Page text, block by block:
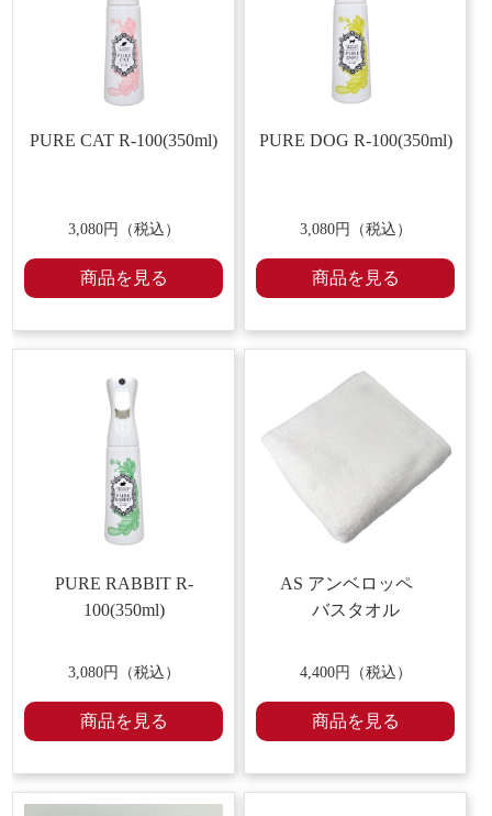
PURE CAT R-100(350ml)
3,080円（税込）
商品を見る
PURE DOG R-100(350ml)
3,080円（税込）
商品を見る
PURE RABBIT R-
100(350ml)
3,080円（税込）
商品を見る
AS アンベロッペ
バスタオル
4,400円（税込）
商品を見る